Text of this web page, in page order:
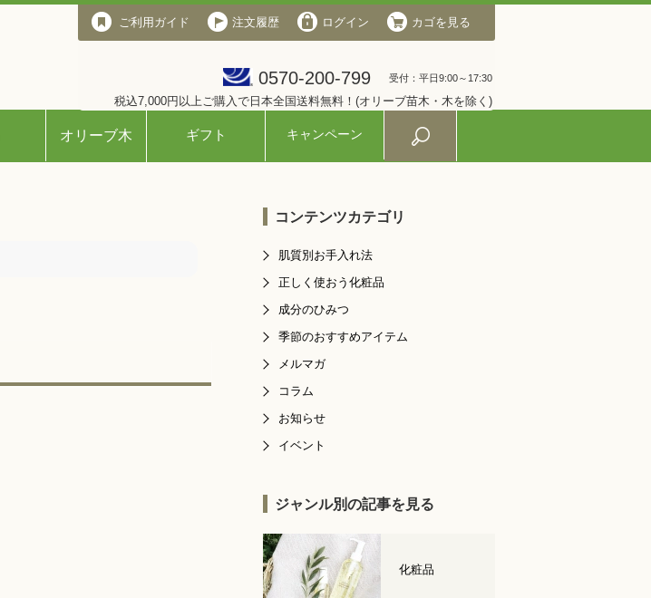
ご利用ガイド 注文履歴 ログイン カゴを見る
0570-200-799 受付：平日9:00～17:30
税込7,000円以上ご購入で日本全国送料無料！(オリーブ苗木・木を除く)
オリーブ木 ギフト キャンペーン
ご利用ガイド 会社概要 ログイン カゴを見る
0570-200-799 受付：平日9:00～17:30
コンテンツカテゴリ
肌質別お手入れ法
正しく使おう化粧品
成分のひみつ
季節のおすすめアイテム
メルマガ
コラム
お知らせ
イベント
ジャンル別の記事を見る
化粧品